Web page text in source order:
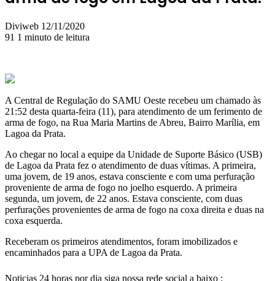
Diviweb Mande
um
12/11/2020
91 1 minuto de leitura
A Central de Regulação do SAMU Oeste recebeu um chamado às
21:52 desta quarta-feira (11), para atendimento de um ferimento de
arma de fogo, na Rua Maria Martins de Abreu, Bairro Marília, em
Lagoa da Prata.
Ao chegar no local a equipe da Unidade de Suporte Básico (USB)
de Lagoa da Prata fez o atendimento de duas vítimas. A primeira,
uma jovem, de 19 anos, estava consciente e com uma perfuração
proveniente de arma de fogo no joelho esquerdo. A primeira
segunda, um jovem, de 22 anos. Estava consciente, com duas
perfurações provenientes de arma de fogo na coxa direita e duas na
coxa esquerda.
Receberam os primeiros atendimentos, foram imobilizados e
encaminhados para a UPA de Lagoa da Prata.
Noticias 24 horas por dia siga nossa rede social a baixo :